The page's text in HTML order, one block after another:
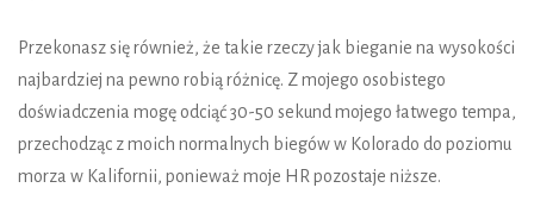
Przekonasz się również, że takie rzeczy jak bieganie na wysokości
najbardziej na pewno robią różnicę. Z mojego osobistego
doświadczenia mogę odciąć 30-50 sekund mojego łatwego tempa,
przechodząc z moich normalnych biegów w Kolorado do poziomu
morza w Kalifornii, ponieważ moje HR pozostaje niższe.